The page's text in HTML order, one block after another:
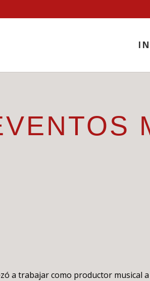
a trabajar como productor musical